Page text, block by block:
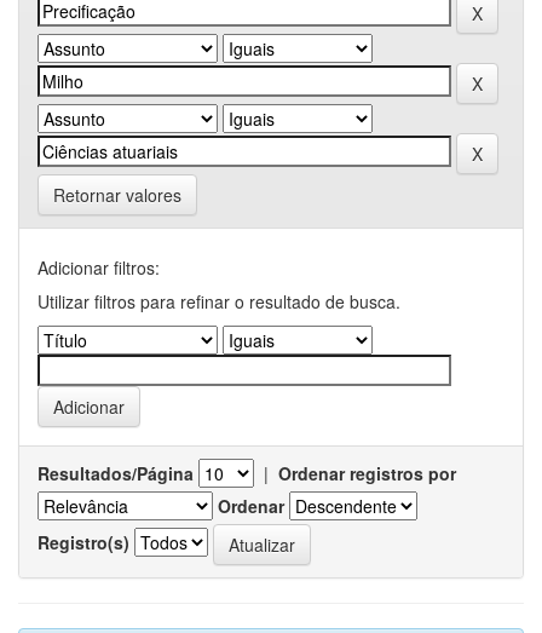
Retornar valores
Adicionar filtros:
Utilizar filtros para refinar o resultado de busca.
Resultados/Página | Ordenar registros por
Ordenar
Registro(s)